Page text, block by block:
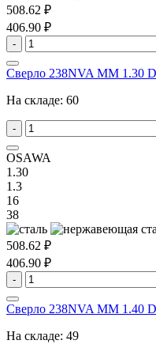
508.62 ₽
406.90 ₽
-
Сверло 238NVA MM 1.30
На складе: 60
-
OSAWA
1.30
1.3
16
38
508.62 ₽
406.90 ₽
-
Сверло 238NVA MM 1.40
На складе: 49